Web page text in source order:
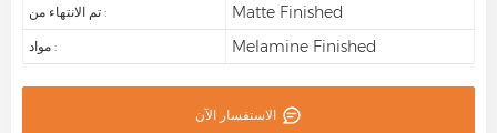
تم الانتهاء من : Matte Finished
مواد : Melamine Finished
الاستفسار الآن